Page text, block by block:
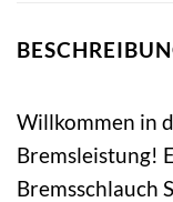
Willkommen in
Bremsleistung!
Bremsschlauch